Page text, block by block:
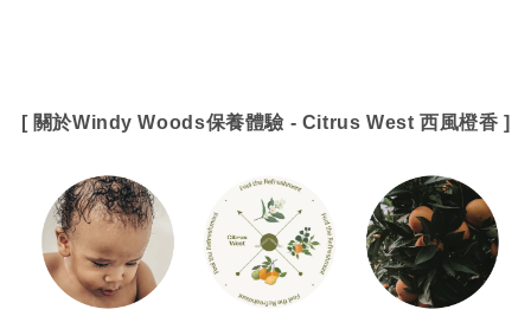
[ 關於Windy Woods保養體驗 - Citrus West 西風橙香 ]